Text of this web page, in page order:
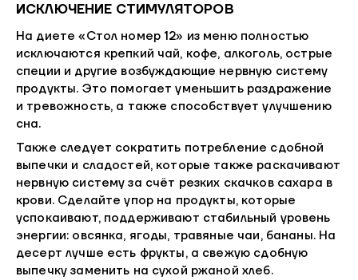
ИСКЛЮЧЕНИЕ СТИМУЛЯТОРОВ
На диете «Стол номер 12» из меню полностью
исключаются крепкий чай, кофе, алкоголь, острые
специи и другие возбуждающие нервную систему
продукты. Это помогает уменьшить раздражение
и тревожность, а также способствует улучшению
сна.
Также следует сократить потребление сдобной
выпечки и сладостей, которые также раскачивают
нервную систему за счёт резких скачков сахара в
крови. Сделайте упор на продукты, которые
успокаивают, поддерживают стабильный уровень
энергии: овсянка, ягоды, травяные чаи, бананы. На
десерт лучше есть фрукты, а свежую сдобную
выпечку заменить на сухой ржаной хлеб.